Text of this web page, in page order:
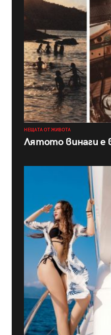
НЕЩАТА ОТ ЖИВОТА
Лятото винаги е